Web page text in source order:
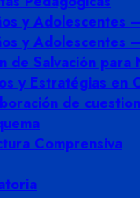
y Adolescentes
y Adolescentes
de Salvación para
y Estratégias en
de
Comprensiva